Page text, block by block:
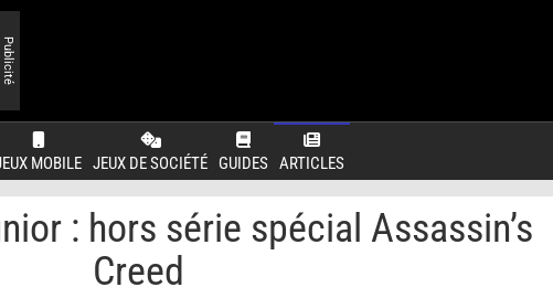
MOBILE JEUX DE SOCIÉTÉ GUIDES ARTICLES
Publicité
: hors série spécial Assassin’s
Creed